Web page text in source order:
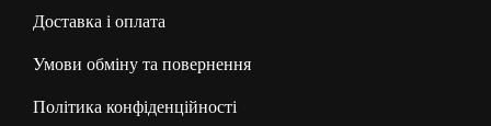
Доставка і оплата
Умови обміну та повернення
Політика конфіденційності